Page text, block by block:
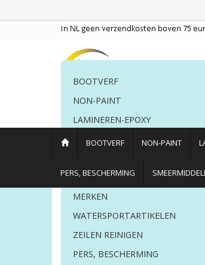
BOOTVERF NON-PAINT
PERS, BESCHERMING
BOOTVERF
NON-PAINT
LAMINEREN-EPOXY
POETSMIDDELEN
LIJM EN KIT
MERKEN
WATERSPORTARTIKELEN
ZEILEN REINIGEN
PERS, BESCHERMING